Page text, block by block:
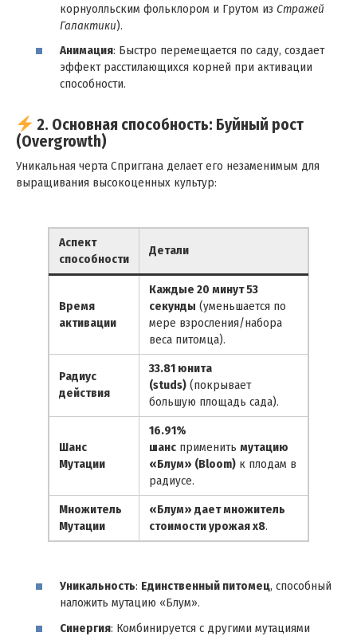
корнуолльским фольклором и Грутом из Стражей
Галактики).
Анимация: Быстро перемещается по саду, создает
эффект расстилающихся корней при активации
способности.
2. Основная способность: Буйный рост
(Overgrowth)
Уникальная черта Сприггана делает его незаменимым для
выращивания высокоценных культур:
Аспект
способности
Детали
Время
активации
Каждые 20 минут 53
секунды (уменьшается по
мере взросления/набора
веса питомца).
Радиус
действия
33.81 юнита
(studs) (покрывает
большую площадь сада).
Шанс
Мутации
16.91%
шанс применить мутацию
«Блум» (Bloom) к плодам в
радиусе.
Множитель
Мутации
«Блум» дает множитель
стоимости урожая x8.
Уникальность: Единственный питомец, способный
наложить мутацию «Блум».
Синергия: Комбинируется с другими мутациями